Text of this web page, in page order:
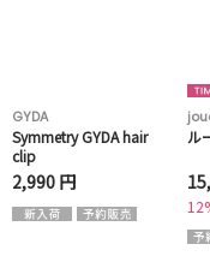
GYDA
Symmetry GYDA hair
clip
2,990 円
ル